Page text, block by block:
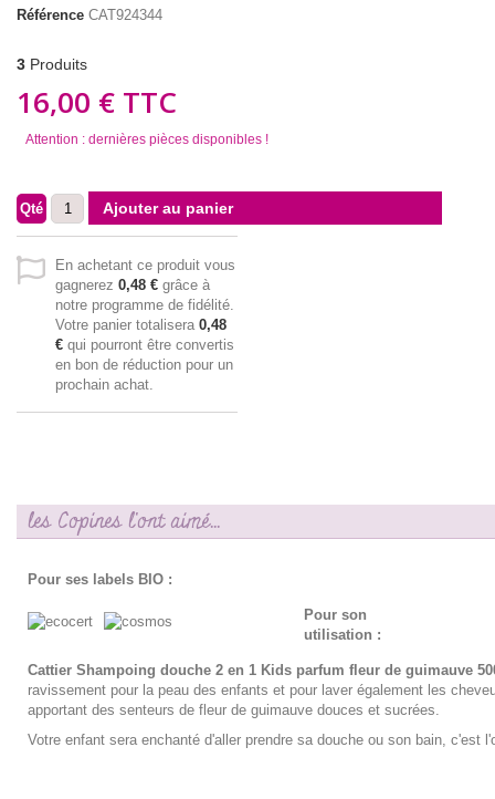
Référence CAT924344
3 Produits
16,00 € TTC
Attention : dernières pièces disponibles !
Qté Ajouter au panier
En achetant ce produit vous
gagnerez 0,48 € grâce à
notre programme de fidélité.
Votre panier totalisera 0,48
€ qui pourront être convertis
en bon de réduction pour un
prochain achat.
les Copines l'ont aimé...
Pour ses labels BIO :
Pour son
utilisation :
Cattier Shampoing douche 2 en 1 Kids parfum fleur de guimauve
ravissement pour la peau des enfants et pour laver également les
apportant des senteurs de fleur de guimauve douces et sucrées.
Votre enfant sera enchanté d'aller prendre sa douche ou son bain, c'est